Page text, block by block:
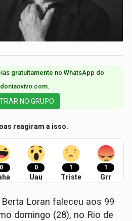
gratuitamente no WhatsApp do
NO GRUPO
reagiram a isso.
0 0
Uau
1
Triste
1
Grr
Loran faleceu aos 99
domingo (28), no Rio de